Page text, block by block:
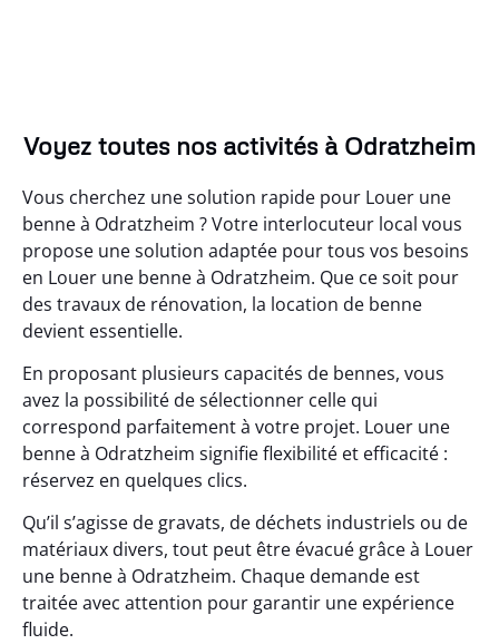
Voyez toutes nos activités à Odratzheim
Vous cherchez une solution rapide pour Louer une
benne à Odratzheim ? Votre interlocuteur local vous
propose une solution adaptée pour tous vos besoins
en Louer une benne à Odratzheim. Que ce soit pour
des travaux de rénovation, la location de benne
devient essentielle.
En proposant plusieurs capacités de bennes, vous
avez la possibilité de sélectionner celle qui
correspond parfaitement à votre projet. Louer une
benne à Odratzheim signifie flexibilité et efficacité :
réservez en quelques clics.
Qu’il s’agisse de gravats, de déchets industriels ou de
matériaux divers, tout peut être évacué grâce à Louer
une benne à Odratzheim. Chaque demande est
traitée avec attention pour garantir une expérience
fluide.